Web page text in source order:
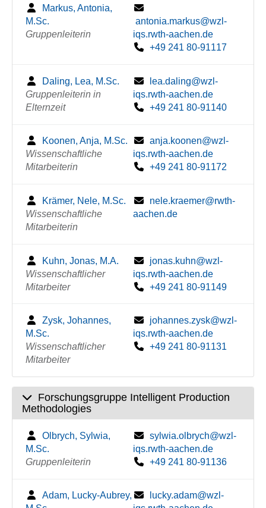
Markus, Antonia,
M.Sc.
Gruppenleiterin
antonia.markus@wzl-
iqs.rwth-aachen.de
+49 241 80-91117
Daling, Lea, M.Sc.
Gruppenleiterin in
Elternzeit
lea.daling@wzl-
iqs.rwth-aachen.de
+49 241 80-91140
Koonen, Anja, M.Sc.
Wissenschaftliche
Mitarbeiterin
anja.koonen@wzl-
iqs.rwth-aachen.de
+49 241 80-91172
Krämer, Nele, M.Sc.
Wissenschaftliche
Mitarbeiterin
nele.kraemer@rwth-
aachen.de
Kuhn, Jonas, M.A.
Wissenschaftlicher
Mitarbeiter
jonas.kuhn@wzl-
iqs.rwth-aachen.de
+49 241 80-91149
Zysk, Johannes,
M.Sc.
Wissenschaftlicher
Mitarbeiter
johannes.zysk@wzl-
iqs.rwth-aachen.de
+49 241 80-91131
Forschungsgruppe Intelligent Production
Methodologies
Olbrych, Sylwia,
M.Sc.
Gruppenleiterin
sylwia.olbrych@wzl-
iqs.rwth-aachen.de
+49 241 80-91136
Adam, Lucky-Aubrey,
lucky.adam@wzl-